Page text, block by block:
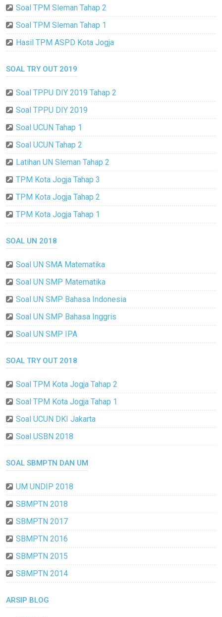
Soal TPM Sleman Tahap 2
Soal TPM Sleman Tahap 1
Hasil TPM ASPD Kota Jogja
SOAL TRY OUT 2019
Soal TPPU DIY 2019 Tahap 2
Soal TPPU DIY 2019
Soal UCUN Tahap 1
Soal UCUN Tahap 2
Latihan UN Sleman Tahap 2
TPM Kota Jogja Tahap 3
TPM Kota Jogja Tahap 2
TPM Kota Jogja Tahap 1
SOAL UN 2018
Soal UN SMA Matematika
Soal UN SMP Matematika
Soal UN SMP Bahasa Indonesia
Soal UN SMP Bahasa Inggris
Soal UN SMP IPA
SOAL TRY OUT 2018
Soal TPM Kota Jogja Tahap 2
Soal TPM Kota Jogja Tahap 1
Soal UCUN DKI Jakarta
Soal USBN 2018
SOAL SBMPTN DAN UM
UM UNDIP 2018
SBMPTN 2018
SBMPTN 2017
SBMPTN 2016
SBMPTN 2015
SBMPTN 2014
ARSIP BLOG